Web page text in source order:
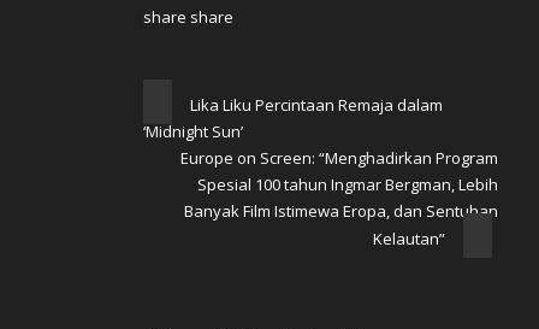
Lika Liku Percintaan Remaja dalam
‘Midnight Sun’
Europe on Screen: “Menghadirkan Program
Spesial 100 tahun Ingmar Bergman, Lebih
Banyak Film Istimewa Eropa, dan Sentuhan
Kelautan”